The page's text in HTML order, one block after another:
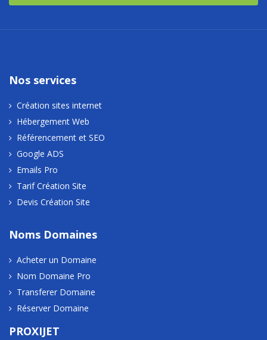
Nos services
Création sites internet
Hébergement Web
Référencement et SEO
Google ADS
Emails Pro
Tarif Création Site
Devis Création Site
Noms Domaines
Acheter un Domaine
Nom Domaine Pro
Transferer Domaine
Réserver Domaine
PROXIJET